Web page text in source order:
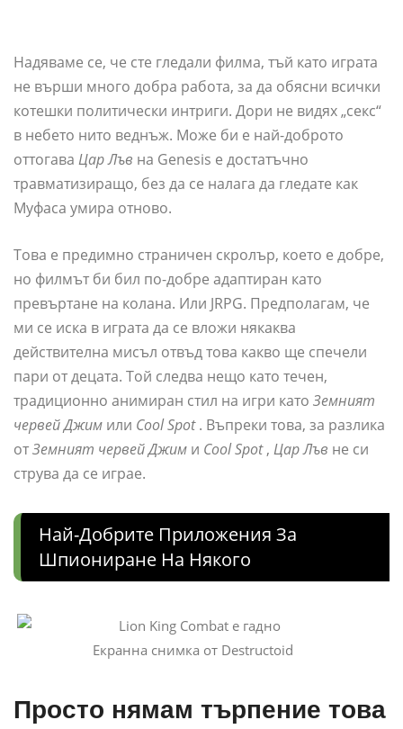
Надяваме се, че сте гледали филма, тъй като играта
не върши много добра работа, за да обясни всички
котешки политически интриги. Дори не видях „секс“
в небето нито веднъж. Може би е най-доброто
оттогава Цар Лъв на Genesis е достатъчно
травматизиращо, без да се налага да гледате как
Муфаса умира отново.
Това е предимно страничен скролър, което е добре,
но филмът би бил по-добре адаптиран като
превъртане на колана. Или JRPG. Предполагам, че
ми се иска в играта да се вложи някаква
действителна мисъл отвъд това какво ще спечели
пари от децата. Той следва нещо като течен,
традиционно анимиран стил на игри като Земният
червей Джим или Cool Spot. Въпреки това, за разлика
отЗемният червей Джим и Cool Spot, Цар Лъв не си
струва да се играе.
Най-Добрите Приложения За
Шпиониране На Някого
Екранна снимка от Destructoid
Просто нямам търпение това